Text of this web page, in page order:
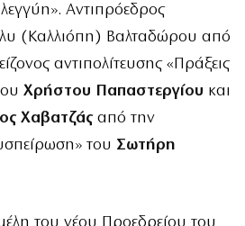
Αντιπρόεδρος
(Καλλιόπη) Βαλταδώρου από
αντιπολίτευσης «Πράξεις
Χρήστου Παπαστεργίου και
Χαβατζάς από την
του Σωτήρη